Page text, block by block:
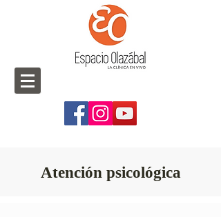
Atención psicológica